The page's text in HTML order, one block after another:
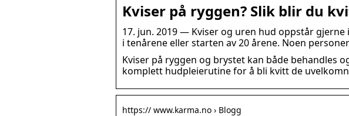
Kviser på ryggen? Slik blir du
17. jun. 2019 — Kviser og uren hud oppstår
i tenårene eller starten av 20 årene. Noen
Kviser på ryggen og brystet kan både behandles
komplett hudpleierutine for å bli kvitt de
https:// www.karma.no › Blogg